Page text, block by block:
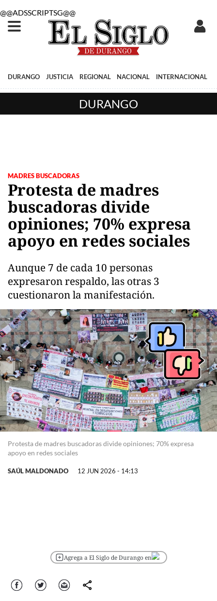
@@ADSSCRIPTSG@@
DURANGO JUSTICIA REGIONAL NACIONAL INTERNACIONAL
DURANGO
MADRES BUSCADORAS
Protesta de madres
buscadoras divide
opiniones; 70% expresa
apoyo en redes sociales
Aunque 7 de cada 10 personas
expresaron respaldo, las otras 3
cuestionaron la manifestación.
Protesta de madres buscadoras divide opiniones; 70% expresa
apoyo en redes sociales
SAÚL MALDONADO 12 JUN 2026 - 14:13
Agrega a El Siglo de Durango en
Facebook Twitter Correo comparte